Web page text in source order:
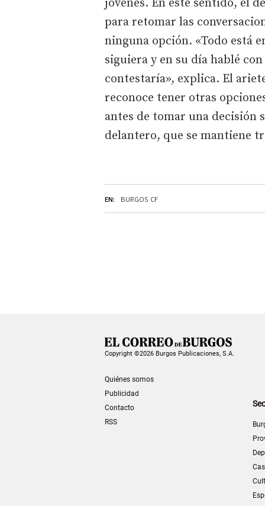
EN: BURGOS CF
jóvenes. En este sentido, el
para retomar las
ninguna opción. «Todo está
siguiera y en su día hablé
contestaría», explica. El
reconoce tener otras
antes de tomar una decisión
delantero, que se mantiene
Copyright ©2026 Burgos Publicaciones, S.A.
Quiénes somos
Publicidad
Contacto
RSS